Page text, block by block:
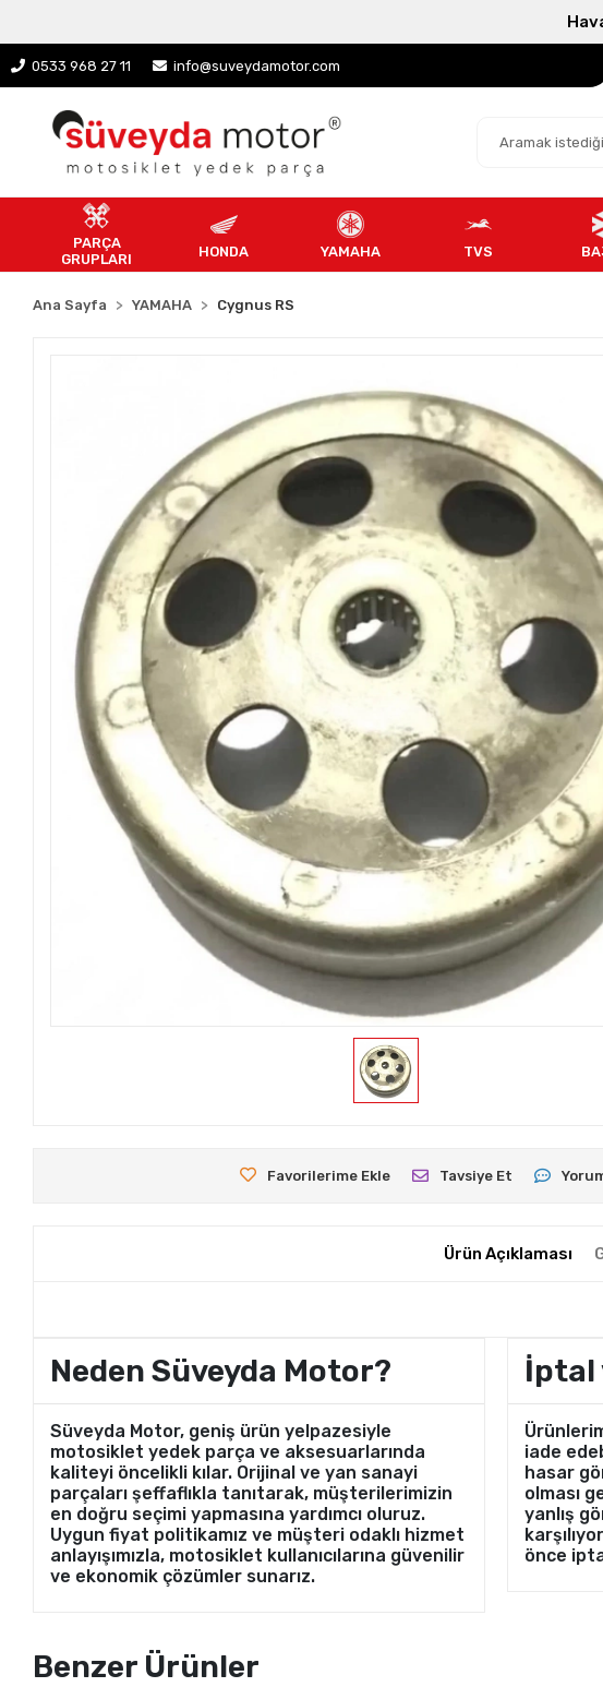
0533 968 27 11 info@suveydamotor.com
PARÇA
GRUPLARI
HONDA YAMAHA TVS
Ana Sayfa YAMAHA Cygnus RS
Favorilerime Ekle Tavsiye Et
Ürün Açıklaması
Neden Süveyda Motor?
Süveyda Motor, geniş ürün yelpazesiyle
motosiklet yedek parça ve aksesuarlarında
kaliteyi öncelikli kılar. Orijinal ve yan sanayi
parçaları şeffaflıkla tanıtarak, müşterilerimizin
en doğru seçimi yapmasına yardımcı oluruz.
Uygun fiyat politikamız ve müşteri odaklı hizmet
anlayışımızla, motosiklet kullanıcılarına güvenilir
ve ekonomik çözümler sunarız.
İptal
iade
hasar
olması
yanlış
önce
Benzer Ürünler